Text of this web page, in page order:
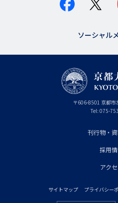
ソーシャル
〒606-8501 京
都
府
京都市
Tel: 075-
刊行物・
採用
アク
サイトマップ プライバシー